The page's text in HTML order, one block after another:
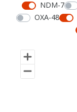
NDM-7
OXA-48